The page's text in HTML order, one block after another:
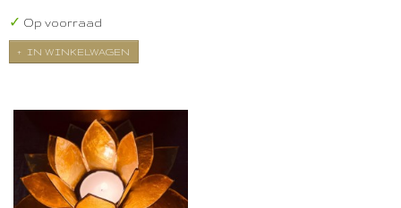
✓ Op voorraad
IN WINKELWAGEN